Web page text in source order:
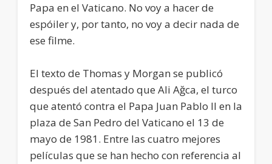
Papa en el Vaticano. No voy a hacer de
espóiler y, por tanto, no voy a decir nada de
ese filme.
El texto de Thomas y Morgan se publicó
después del atentado que Ali Ağca, el turco
que atentó contra el Papa Juan Pablo II en la
plaza de San Pedro del Vaticano el 13 de
mayo de 1981. Entre las cuatro mejores
películas que se han hecho con referencia al